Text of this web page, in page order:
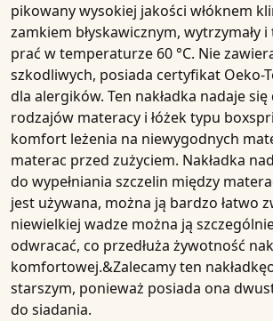
pikowany wysokiej jakości włóknem
zamkiem błyskawicznym, wytrzymały i
prać w temperaturze 60 °C. Nie
szkodliwych, posiada certyfikat Oeko-
dla alergików. Ten nakładka nadaje
rodzajów materacy i łóżek typu
komfort leżenia na niewygodnych
materac przed zużyciem. Nakładka
do wypełniania szczelin między
jest używana, można ją bardzo łatwo
niewielkiej wadze można ją
odwracać, co przedłuża żywotność
komfortowej.&Zalecamy ten
starszym, ponieważ posiada ona
do siadania.